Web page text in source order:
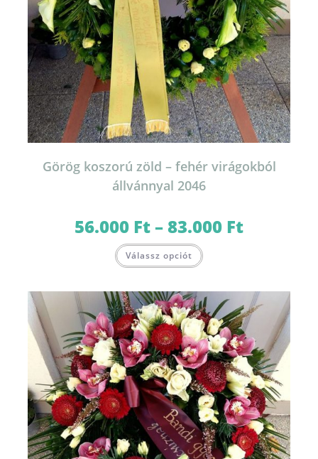
Görög koszorú zöld – fehér virágokból
állvánnyal 2046
56.000 Ft–83.000 Ft56.000 Ft
Válassz opciót a
van.
A
változatok
a
termékoldalon
választhatók
ki